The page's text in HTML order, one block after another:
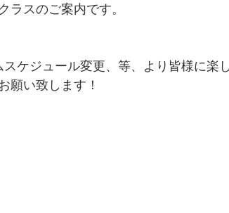
ラスのご案内です。
ケジュール変更、等、より皆様に楽
願い致します！